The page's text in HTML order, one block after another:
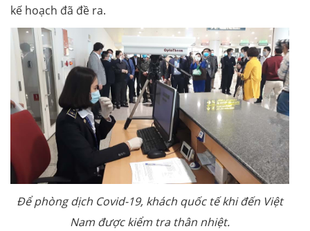
kế hoạch đã đề ra.
Để phòng dịch Covid-19, khách quốc tế khi đến Việt
Nam được kiểm tra thân nhiệt.